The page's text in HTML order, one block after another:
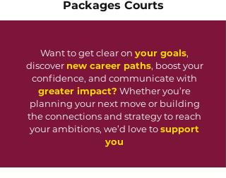
Packages Courts
Want to get clear on your goals,
discover new career paths, boost your
confidence, and communicate with
greater impact? Whether you’re
planning your next move or building
the connections and strategy to reach
your ambitions, we’d love tosupport
you